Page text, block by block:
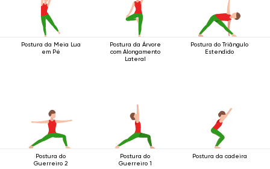
Postura da Meia Lua
em Pé
Postura da Árvore
com Alongamento
Lateral
Postura do Triângulo
Estendido
Postura do
Guerreiro 2
Postura do
Guerreiro 1
Postura da cadeira